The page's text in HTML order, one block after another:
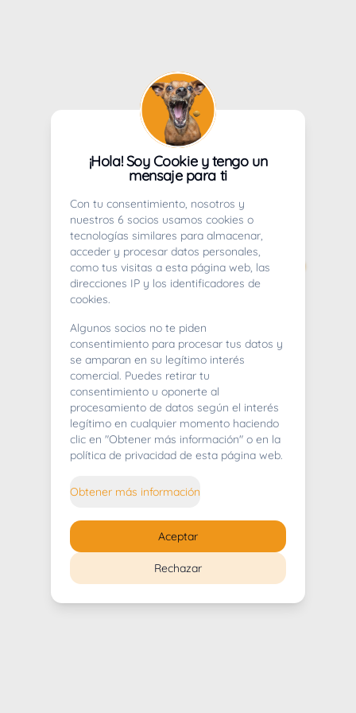
404
Whoops! Lo sentimos mucho.
¡Hola! Soy Cookie y tengo un
mensaje para ti
Con tu consentimiento, nosotros y
nuestros 6 socios usamos cookies o
tecnologías similares para almacenar,
acceder y procesar datos personales,
como tus visitas a esta página web, las
direcciones IP y los identificadores de
cookies.
Algunos socios no te piden
consentimiento para procesar tus datos y
se amparan en su legítimo interés
comercial. Puedes retirar tu
consentimiento u oponerte al
procesamiento de datos según el interés
legítimo en cualquier momento haciendo
clic en "Obtener más información" o en la
política de privacidad de esta página web.
Obtener más información
Rechazar
Aceptar